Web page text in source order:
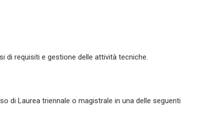
di requisiti e gestione delle attività tecniche.
di Laurea triennale o magistrale in una delle seguenti